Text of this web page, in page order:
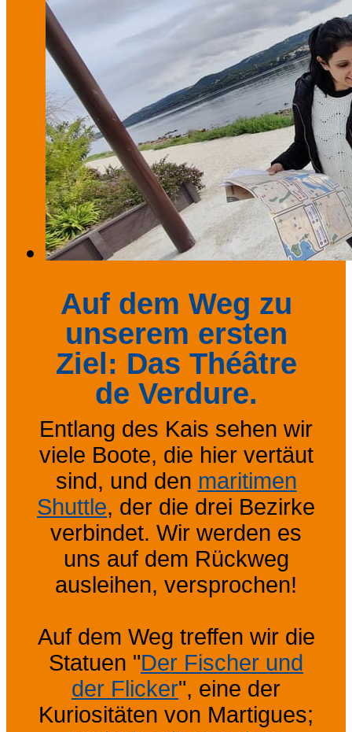
Auf dem Weg zu
unserem ersten
Ziel: Das Théâtre
de Verdure.
Entlang des Kais sehen wir
viele Boote, die hier vertäut
sind, und den maritimen
Shuttle, der die drei Bezirke
verbindet. Wir werden es
uns auf dem Rückweg
ausleihen, versprochen!
Auf dem Weg treffen wir die
Statuen "Der Fischer und
der Flicker", eine der
Kuriositäten von Martigues;